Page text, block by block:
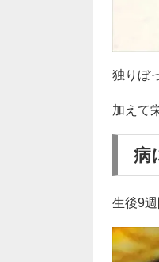
独りぼ
加えて
病
生後9